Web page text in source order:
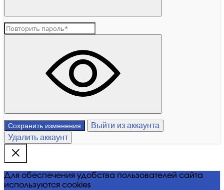
Сохранить изменения
Выйти из аккаунта
Удалить аккаунт
Для обеспечения удобства пользователей сайта
используются cookies